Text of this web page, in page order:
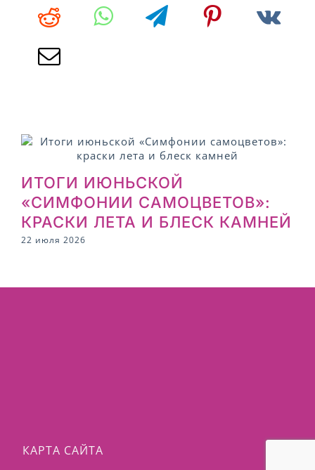
ИТОГИ ИЮНЬСКОЙ
«СИМФОНИИ САМОЦВЕТОВ»:
КРАСКИ ЛЕТА И БЛЕСК КАМНЕЙ
22 июля 2026
КАРТА САЙТА